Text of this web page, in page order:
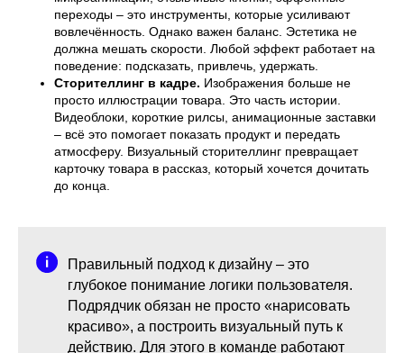
переходы – это инструменты, которые усиливают
вовлечённость. Однако важен баланс. Эстетика не
должна мешать скорости. Любой эффект работает на
поведение: подсказать, привлечь, удержать.
Сторителлинг в кадре. Изображения больше не
просто иллюстрации товара. Это часть истории.
Видеоблоки, короткие рилсы, анимационные заставки
– всё это помогает показать продукт и передать
атмосферу. Визуальный сторителлинг превращает
карточку товара в рассказ, который хочется дочитать
до конца.
Правильный подход к дизайну – это
глубокое понимание логики пользователя.
Подрядчик обязан не просто «нарисовать
красиво», а построить визуальный путь к
действию. Для этого в команде работают